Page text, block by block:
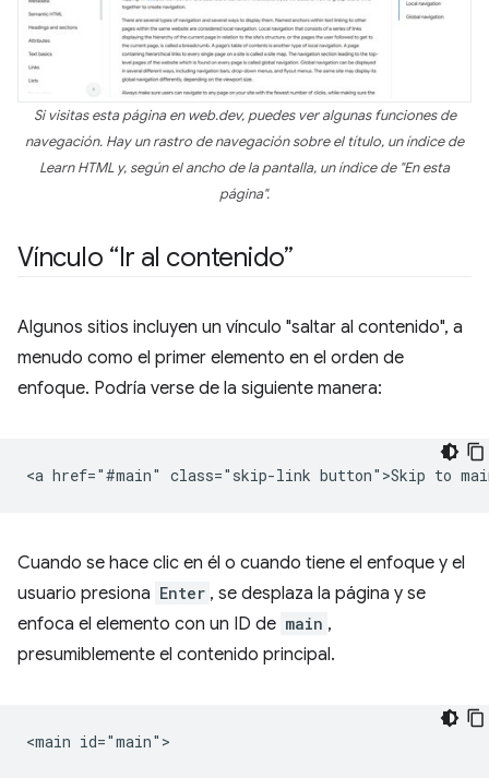
Si visitas esta página en web.dev, puedes ver algunas funciones de
navegación. Hay un rastro de navegación sobre el título, un índice de
Learn HTML y, según el ancho de la pantalla, un índice de "En esta
página".
Vínculo “Ir al contenido”
Algunos sitios incluyen un vínculo "saltar al contenido", a
menudo como el primer elemento en el orden de
enfoque. Podría verse de la siguiente manera:
Cuando se hace clic en él o cuando tiene el enfoque y el
usuario presiona Enter , se desplaza la página y se
enfoca el elemento con un ID de main ,
presumiblemente el contenido principal.